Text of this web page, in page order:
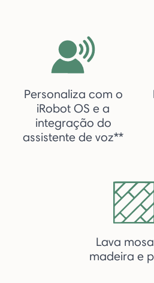
Personaliza com o
iRobot OS e a
integração do
assistente de voz**
Lava
madeira e